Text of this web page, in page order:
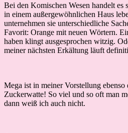
Bei den Komischen Wesen handelt
in einem außergewöhnlichen Haus
unternehmen sie unterschiedliche
Favorit: Orange mit neuen Wörtern.
haben klingt ausgesprochen witzig.
meiner nächsten Erkältung läuft
Mega ist in meiner Vorstellung ebenso
Zuckerwatte! So viel und so oft man
dann weiß ich auch nicht.